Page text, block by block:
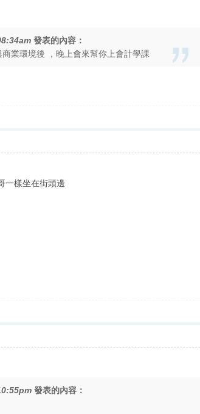
發表的內容：
業環境後 ，晚上會來幫你上會計學課
一樣坐在街頭邊
發表的內容：